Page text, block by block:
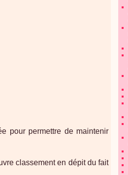
pour permettre de maintenir
classement en dépit du fait